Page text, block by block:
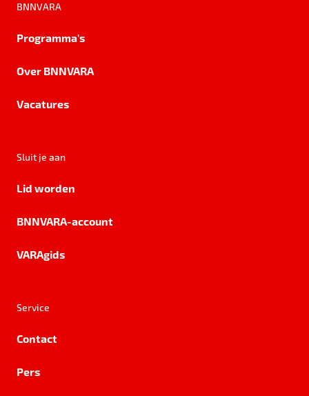
BNNVARA
Programma's
Over BNNVARA
Vacatures
Sluit je aan
Lid worden
BNNVARA-account
VARAgids
Service
Contact
Pers